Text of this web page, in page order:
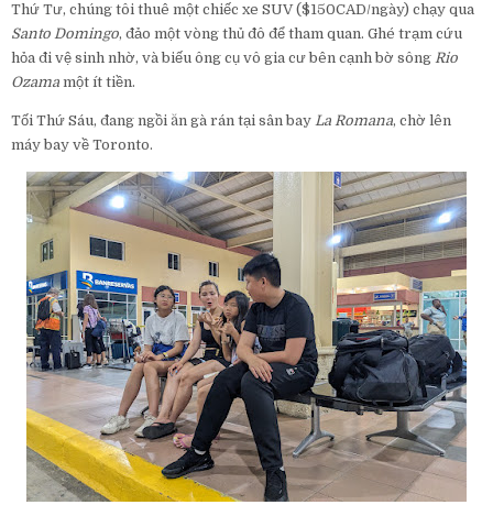
Thứ Tư, chúng tôi thuê một chiếc xe SUV ($150CAD/ngày) chạy qua
Santo Domingo, đảo một vòng thủ đô để tham quan. Ghé trạm cứu
hỏa đi vệ sinh nhờ, và biếu ông cụ vô gia cư bên cạnh bờ sông Rio
Ozama một ít tiền.
Tối Thứ Sáu, đang ngồi ăn gà rán tại sân bay La Romana, chờ lên
máy bay về Toronto.